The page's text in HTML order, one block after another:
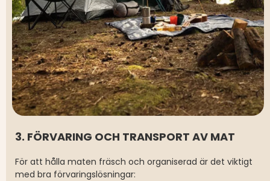
3. FÖRVARING OCH TRANSPORT AV MAT
För att hålla maten fräsch och organiserad är det viktigt
med bra förvaringslösningar: